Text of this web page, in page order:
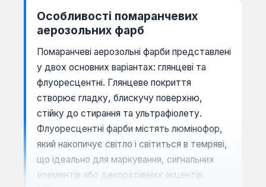
Особливості помаранчевих
аерозольних фарб
Помаранчеві аерозольні фарби представлені
у двох основних варіантах: глянцеві та
флуоресцентні. Глянцеве покриття
створює гладку, блискучу поверхню,
стійку до стирання та ультрафіолету.
Флуоресцентні фарби містять люмінофор,
який накопичує світло і світиться в темряві,
що ідеально для маркування, сигнальних
елементів або декоративних акцентів.